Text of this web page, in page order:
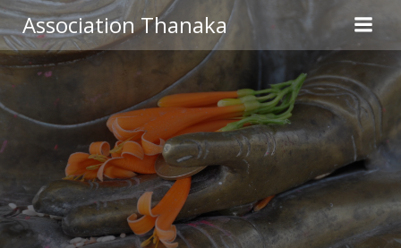
au
contenu
Association Thanaka